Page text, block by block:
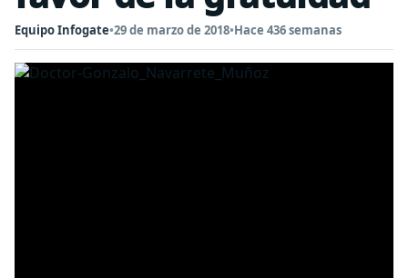
Equipo Infogate•29 de marzo de 2018•Hace 436 semanas